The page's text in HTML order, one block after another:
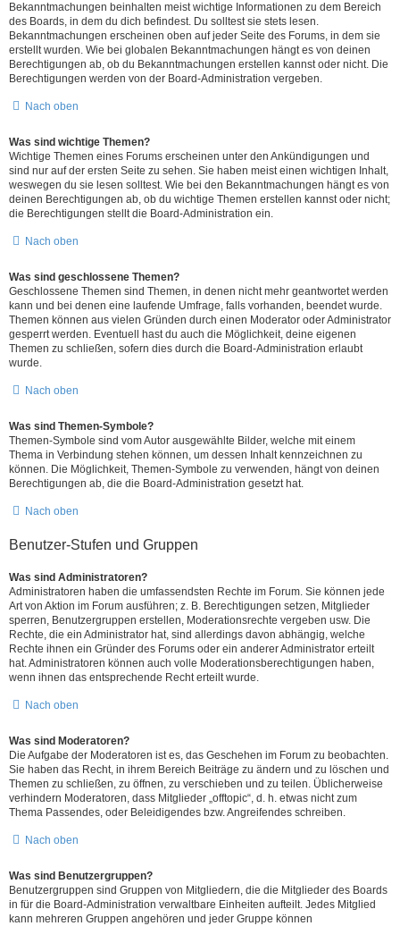
Bekanntmachungen beinhalten meist wichtige Informationen zu dem Bereich
des Boards, in dem du dich befindest. Du solltest sie stets lesen.
Bekanntmachungen erscheinen oben auf jeder Seite des Forums, in dem sie
erstellt wurden. Wie bei globalen Bekanntmachungen hängt es von deinen
Berechtigungen ab, ob du Bekanntmachungen erstellen kannst oder nicht. Die
Berechtigungen werden von der Board-Administration vergeben.
Nach oben
Was sind wichtige Themen?
Wichtige Themen eines Forums erscheinen unter den Ankündigungen und
sind nur auf der ersten Seite zu sehen. Sie haben meist einen wichtigen Inhalt,
weswegen du sie lesen solltest. Wie bei den Bekanntmachungen hängt es von
deinen Berechtigungen ab, ob du wichtige Themen erstellen kannst oder nicht;
die Berechtigungen stellt die Board-Administration ein.
Nach oben
Was sind geschlossene Themen?
Geschlossene Themen sind Themen, in denen nicht mehr geantwortet werden
kann und bei denen eine laufende Umfrage, falls vorhanden, beendet wurde.
Themen können aus vielen Gründen durch einen Moderator oder Administrator
gesperrt werden. Eventuell hast du auch die Möglichkeit, deine eigenen
Themen zu schließen, sofern dies durch die Board-Administration erlaubt
wurde.
Nach oben
Was sind Themen-Symbole?
Themen-Symbole sind vom Autor ausgewählte Bilder, welche mit einem
Thema in Verbindung stehen können, um dessen Inhalt kennzeichnen zu
können. Die Möglichkeit, Themen-Symbole zu verwenden, hängt von deinen
Berechtigungen ab, die die Board-Administration gesetzt hat.
Nach oben
Benutzer-Stufen und Gruppen
Was sind Administratoren?
Administratoren haben die umfassendsten Rechte im Forum. Sie können jede
Art von Aktion im Forum ausführen; z. B. Berechtigungen setzen, Mitglieder
sperren, Benutzergruppen erstellen, Moderationsrechte vergeben usw. Die
Rechte, die ein Administrator hat, sind allerdings davon abhängig, welche
Rechte ihnen ein Gründer des Forums oder ein anderer Administrator erteilt
hat. Administratoren können auch volle Moderationsberechtigungen haben,
wenn ihnen das entsprechende Recht erteilt wurde.
Nach oben
Was sind Moderatoren?
Die Aufgabe der Moderatoren ist es, das Geschehen im Forum zu beobachten.
Sie haben das Recht, in ihrem Bereich Beiträge zu ändern und zu löschen und
Themen zu schließen, zu öffnen, zu verschieben und zu teilen. Üblicherweise
verhindern Moderatoren, dass Mitglieder „offtopic“, d. h. etwas nicht zum
Thema Passendes, oder Beleidigendes bzw. Angreifendes schreiben.
Nach oben
Was sind Benutzergruppen?
Benutzergruppen sind Gruppen von Mitgliedern, die die Mitglieder des Boards
in für die Board-Administration verwaltbare Einheiten aufteilt. Jedes Mitglied
kann mehreren Gruppen angehören und jeder Gruppe können